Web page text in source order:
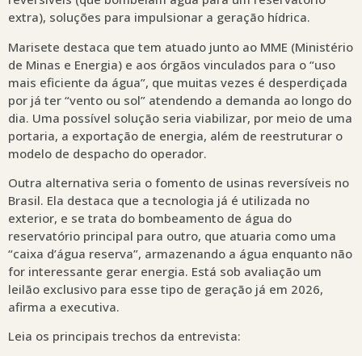
extra), soluções para impulsionar a geração hídrica.
Marisete destaca que tem atuado junto ao MME (Ministério
de Minas e Energia) e aos órgãos vinculados para o “uso
mais eficiente da água”, que muitas vezes é desperdiçada
por já ter “vento ou sol” atendendo a demanda ao longo do
dia. Uma possível solução seria viabilizar, por meio de uma
portaria, a exportação de energia, além de reestruturar o
modelo de despacho do operador.
Outra alternativa seria o fomento de usinas reversíveis no
Brasil. Ela destaca que a tecnologia já é utilizada no
exterior, e se trata do bombeamento de água do
reservatório principal para outro, que atuaria como uma
“caixa d’água reserva”, armazenando a água enquanto não
for interessante gerar energia. Está sob avaliação um
leilão exclusivo para esse tipo de geração já em 2026,
afirma a executiva.
Leia os principais trechos da entrevista: